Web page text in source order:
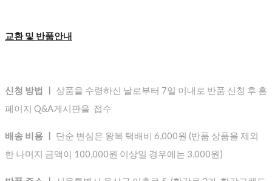
교환 및 반품안내
신청 방법 ㅣ 상품을 수령하신 날로부터 7일 이내로 반품 신청 후 홈
페이지 Q&A게시판을 접수
배송 비용 ㅣ
단순 변심은 왕복 택배비 6,000원 (반품 상품을 제외
한 나머지 금액이 100,000원 이상일 경우에는 3,000원)